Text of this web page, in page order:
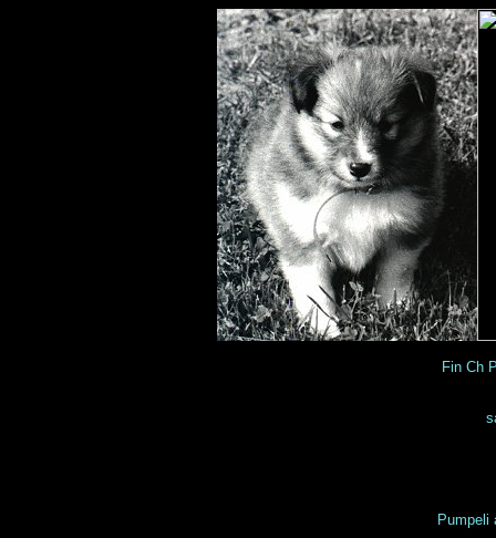
Fin Ch
Pumpeli